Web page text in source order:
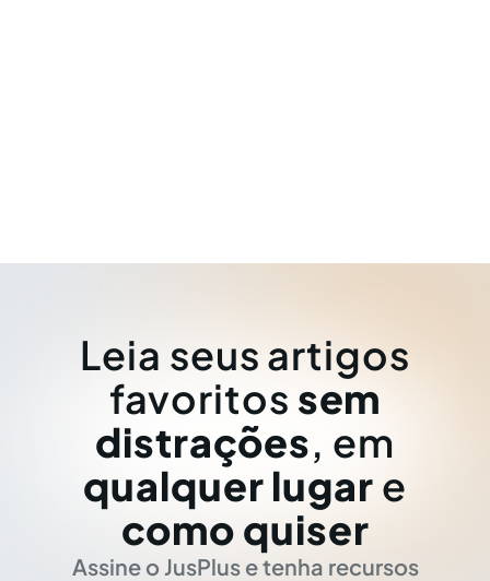
Leia seus artigos
favoritos sem
distrações, em
qualquer lugar e
como quiser
Assine o JusPlus e tenha recursos